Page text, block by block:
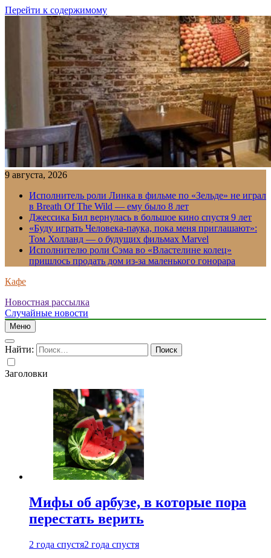
Перейти к содержимому
9 августа, 2026
Исполнитель роли Линка в фильме по «Зельде» не играл
в Breath Of The Wild — ему было 8 лет
Джессика Бил вернулась в большое кино спустя 9 лет
«Буду играть Человека-паука, пока меня приглашают»:
Том Холланд — о будущих фильмах Marvel
Исполнителю роли Сэма во «Властелине колец»
пришлось продать дом из-за маленького гонорара
Кафе
Новостная рассылка
Случайные новости
Меню
Найти:
Заголовки
Мифы об арбузе, в которые пора
перестать верить
2 года спустя2 года спустя